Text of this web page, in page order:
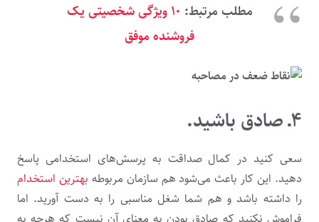
مطلب مرتبط:
۱۰ ویژگی شخصیتی یک
فروشنده موفق
۴ـ صادق باشید.
سعی کنید در کمال صداقت به پرسش­‌های استخدامی پاسخ
دهید. این کار باعث می­‌شود هم سازمان مربوطه بهترین استخدام
را داشته باشد و هم شما شغل مناسبی را به دست آورید. اما